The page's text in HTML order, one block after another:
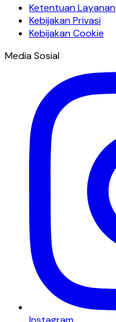
Ketentuan Layanan
Kebijakan Privasi
Kebijakan Cookie
Media Sosial